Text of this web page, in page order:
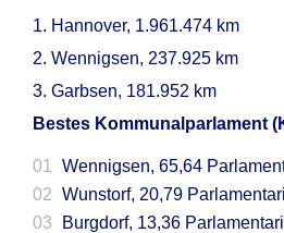
1. Hannover, 1.961.474 km
2. Wennigsen, 237.925 km
3. Garbsen, 181.952 km
Bestes Kommunalparlament
Wennigsen, 65,64
Wunstorf, 20,79
Burgdorf, 13,36